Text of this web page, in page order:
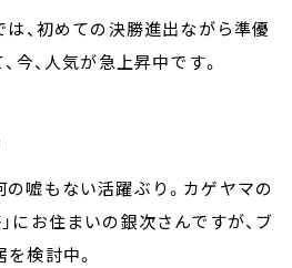
、初めての決勝進出ながら準優
今、人気が急上昇中です。
嘘もない活躍ぶり。カゲヤマの
にお住まいの銀次さんですが、ブ
検討中。